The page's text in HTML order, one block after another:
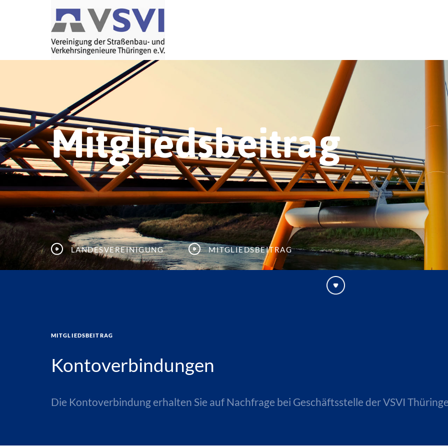
Mitgliedsbeitrag
Landesvereinigung Mitgliedsbeitrag
Mitgliedsbeitrag
Kontoverbindungen
Die Kontoverbindung erhalten Sie auf Nachfrage bei Geschäftsstelle der VSVI